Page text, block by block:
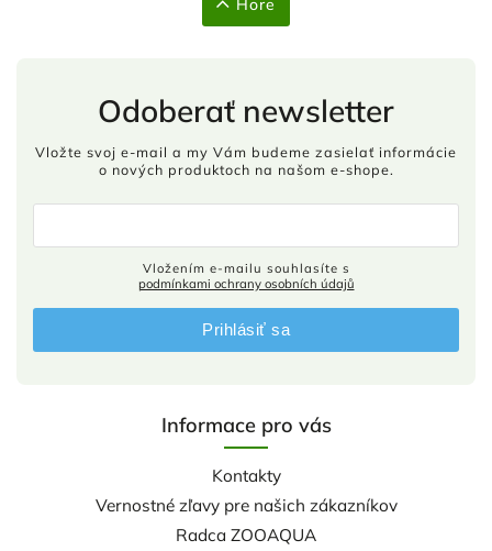
Hore
Informace pro vás
Kontakty
Vernostné zľavy pre našich zákazníkov
Radca ZOOAQUA
Odoberať newsletter
Vložte svoj e-mail a my Vám budeme zasielať informácie
o nových produktoch na našom e-shope.
podmínkami ochrany osobních údajů
Prihlásiť sa